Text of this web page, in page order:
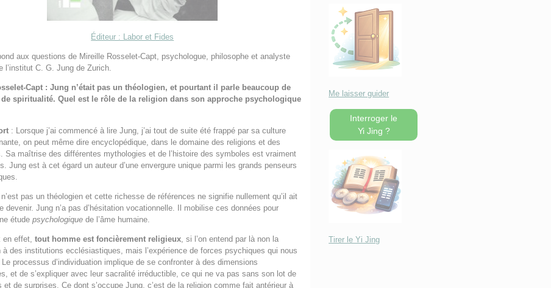
Éditeur : Labor et Fides
aux questions de Mireille Rosselet-Capt, psychologue, philosophe et analyste
l’institut C. G. Jung de Zurich.
Capt : Jung n’était pas un théologien, et pourtant il parle beaucoup de
spiritualité. Quel est le rôle de la religion dans son approche psychologique
: Lorsque j’ai commencé à lire Jung, j’ai tout de suite été frappé par sa culture
on peut même dire encyclopédique, dans le domaine des religions et des
Sa maîtrise des différentes mythologies et de l’histoire des symboles est vraiment
Jung est à cet égard un auteur d’une envergure unique parmi les grands penseurs
pas un théologien et cette richesse de références ne signifie nullement qu’il ait
devenir. Jung n’a pas d’hésitation vocationnelle. Il mobilise ces données pour
étudepsychologiquede l’âme humaine.
en effet,tout homme est foncièrement religieux, si l’on entend par là non la
à des institutions ecclésiastiques, mais l’expérience de forces psychiques qui nous
processus d’individuation implique de se confronter à des dimensions
et de s’expliquer avec leur sacralité irréductible, ce qui ne va pas sans son lot de
et de surprises. Ce dont s’occupe Jung, c’est de la religion comme fait antérieur à
Me laisser guider
Interroger le
Yi Jing ?
Tirer le Yi Jing